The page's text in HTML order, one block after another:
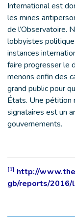
International est
les mines
de l’Observatoire.
lobbyistes
instances
faire progresser le
menons enfin des
grand public pour
États. Une pétition
signataires est un
gouvernements.
[1] http://
gb/reports/2016/